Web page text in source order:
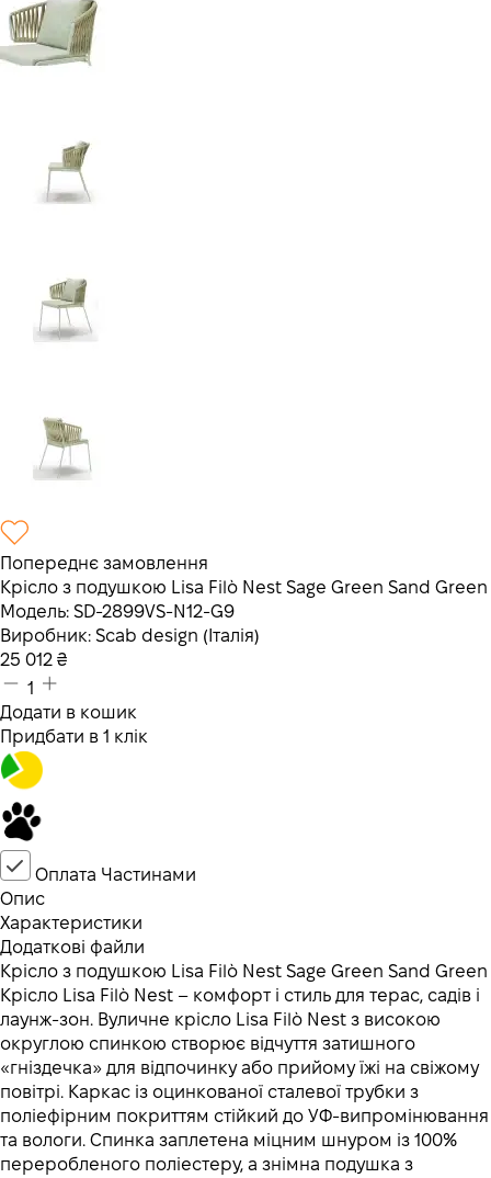
Попереднє замовлення
Крісло з подушкою Lisa Filò Nest Sage Green Sand Green
Модель: SD-2899VS-N12-G9
Виробник: Scab design (Італія)
25 012 ₴
1
Додати в кошик
Придбати в 1 клік
Оплата Частинами
Опис
Характеристики
Додаткові файли
Крісло з подушкою Lisa Filò Nest Sage Green Sand Green
Крісло Lisa Filò Nest – комфорт і стиль для терас, садів і
лаунж-зон. Вуличне крісло Lisa Filò Nest з високою
округлою спинкою створює відчуття затишного
«гніздечка» для відпочинку або прийому їжі на свіжому
повітрі. Каркас із оцинкованої сталевої трубки з
поліефірним покриттям стійкий до УФ-випромінювання
та вологи. Спинка заплетена міцним шнуром із 100%
переробленого поліестеру, а знімна подушка з